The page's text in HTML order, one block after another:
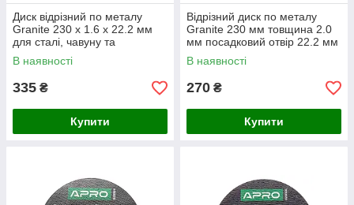
Диск відрізний по металу
Granite 230 х 1.6 х 22.2 мм
для сталі, чавуну та
кольорових металів
В наявності
335 ₴
Купити
Відрізний диск по металу
Granite 230 мм товщина 2.0
мм посадковий отвір 22.2 мм
з армованою ниткою
В наявності
270 ₴
Купити